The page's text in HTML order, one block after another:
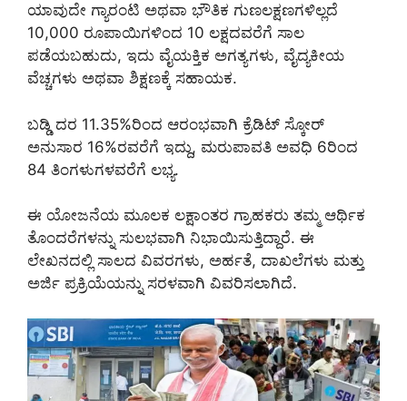
ಯಾವುದೇ ಗ್ಯಾರಂಟಿ ಅಥವಾ ಭೌತಿಕ ಗುಣಲಕ್ಷಣಗಳಿಲ್ಲದೆ
10,000 ರೂಪಾಯಿಗಳಿಂದ 10 ಲಕ್ಷದವರೆಗೆ ಸಾಲ
ಪಡೆಯಬಹುದು, ಇದು ವೈಯಕ್ತಿಕ ಅಗತ್ಯಗಳು, ವೈದ್ಯಕೀಯ
ವೆಚ್ಚಗಳು ಅಥವಾ ಶಿಕ್ಷಣಕ್ಕೆ ಸಹಾಯಕ.
ಬಡ್ಡಿ ದರ 11.35%ರಿಂದ ಆರಂಭವಾಗಿ ಕ್ರೆಡಿಟ್ ಸ್ಕೋರ್
ಅನುಸಾರ 16%ರವರೆಗೆ ಇದ್ದು, ಮರುಪಾವತಿ ಅವಧಿ 6ರಿಂದ
84 ತಿಂಗಳುಗಳವರೆಗೆ ಲಭ್ಯ.
ಈ ಯೋಜನೆಯ ಮೂಲಕ ಲಕ್ಷಾಂತರ ಗ್ರಾಹಕರು ತಮ್ಮ ಆರ್ಥಿಕ
ತೊಂದರೆಗಳನ್ನು ಸುಲಭವಾಗಿ ನಿಭಾಯಿಸುತ್ತಿದ್ದಾರೆ. ಈ
ಲೇಖನದಲ್ಲಿ ಸಾಲದ ವಿವರಗಳು, ಅರ್ಹತೆ, ದಾಖಲೆಗಳು ಮತ್ತು
ಅರ್ಜಿ ಪ್ರಕ್ರಿಯೆಯನ್ನು ಸರಳವಾಗಿ ವಿವರಿಸಲಾಗಿದೆ.